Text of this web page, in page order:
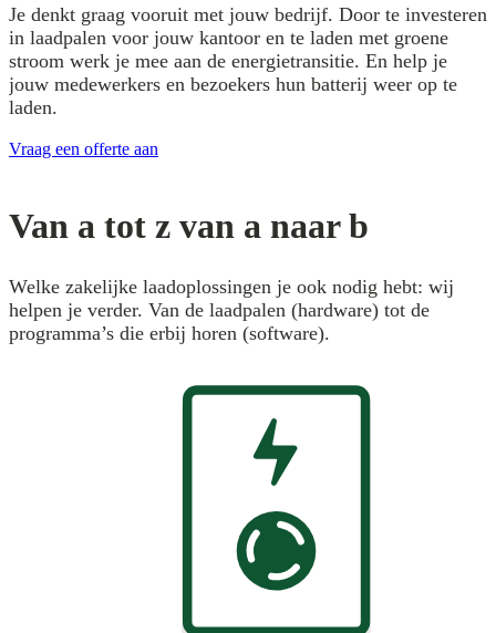
Je denkt graag vooruit met jouw bedrijf. Door te investeren
in laadpalen voor jouw kantoor en te laden met groene
stroom werk je mee aan de energietransitie. En help je
jouw medewerkers en bezoekers hun batterij weer op te
laden.
Vraag een offerte aan
Van a tot z van a naar b
Welke zakelijke laadoplossingen je ook nodig hebt: wij
helpen je verder. Van de laadpalen (hardware) tot de
programma’s die erbij horen (software).